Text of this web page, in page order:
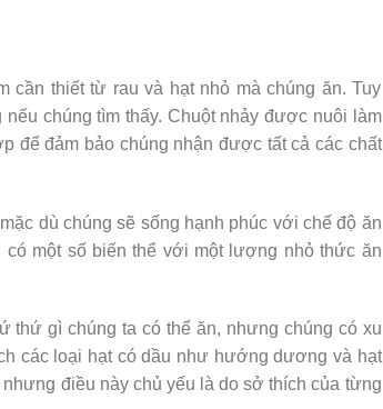
cần thiết từ rau và hạt nhỏ mà chúng ăn. Tuy
chúng tìm thấy. Chuột nhảy được nuôi làm
để đảm bảo chúng nhận được tất cả các chất
dù chúng sẽ sống hạnh phúc với chế độ ăn
một số biến thể với một lượng nhỏ thức ăn
thứ gì chúng ta có thể ăn, nhưng chúng có xu
các loại hạt có dầu như hướng dương và hạt
điều này chủ yếu là do sở thích của từng